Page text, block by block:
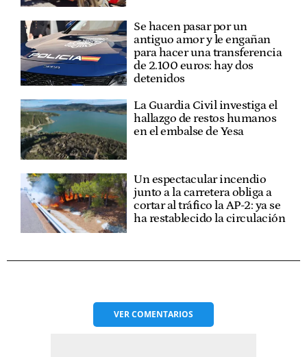
Se hacen pasar por un
antiguo amor y le engañan
para hacer una transferencia
de 2.100 euros: hay dos
detenidos
La Guardia Civil investiga el
hallazgo de restos humanos
en el embalse de Yesa
Un espectacular incendio
junto a la carretera obliga a
cortar al tráfico la AP-2: ya se
ha restablecido la circulación
VERCOMENTARIOS